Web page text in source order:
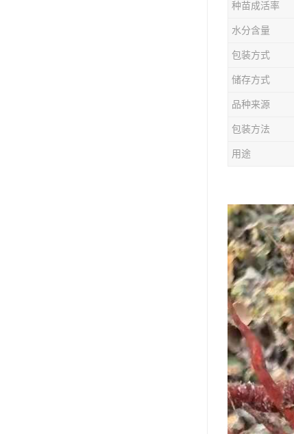
种苗成活率
水分含量
包装方式
储存方式
品种来源
包装方法
用途